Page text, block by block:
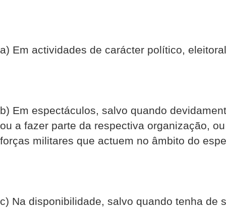
a) Em actividades de carácter político,
b) Em espectáculos, salvo quando
ou a fazer parte da respectiva organização,
forças militares que actuem no âmbito do
c) Na disponibilidade, salvo quando tenha de